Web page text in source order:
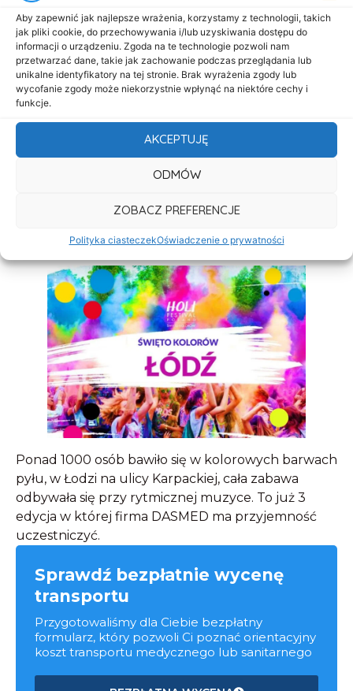
Aby zapewnić jak najlepsze wrażenia, korzystamy z technologii, takich
jak pliki cookie, do przechowywania i/lub uzyskiwania dostępu do
informacji o urządzeniu. Zgoda na te technologie pozwoli nam
przetwarzać dane, takie jak zachowanie podczas przeglądania lub
unikalne identyfikatory na tej stronie. Brak wyrażenia zgody lub
wycofanie zgody może niekorzystnie wpłynąć na niektóre cechy i
funkcje.
AKCEPTUJĘ
ODMÓW
ZOBACZ PREFERENCJE
Polityka ciasteczekOświadczenie o prywatności
Ponad 1000 osób bawiło się w kolorowych barwach
pyłu, w Łodzi na ulicy Karpackiej, cała zabawa
odbywała się przy rytmicznej muzyce. To już 3
edycja w której firma DASMED ma przyjemność
uczestniczyć.
Sprawdź bezpłatnie wycenę
transportu
Przygotowaliśmy dla Ciebie bezpłatny
formularz, który pozwoli Ci poznać orientacyjny
koszt transportu medycznego lub sanitarnego